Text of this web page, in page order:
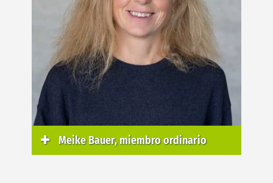
Meike Bauer, miembro ordinario